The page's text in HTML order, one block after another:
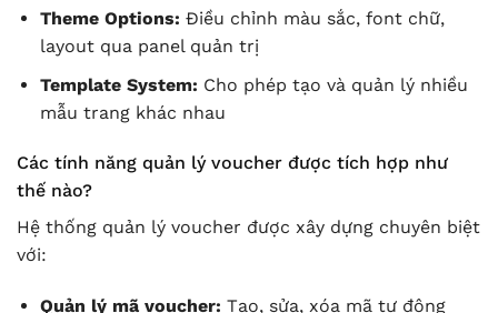
Theme Options: Điều chỉnh màu sắc, font chữ,
layout qua panel quản trị
Template System: Cho phép tạo và quản lý nhiều
mẫu trang khác nhau
Các tính năng quản lý voucher được tích hợp như
thế nào?
Hệ thống quản lý voucher được xây dựng chuyên biệt
với:
Quản lý mã voucher: Tạo, sửa, xóa mã tự động